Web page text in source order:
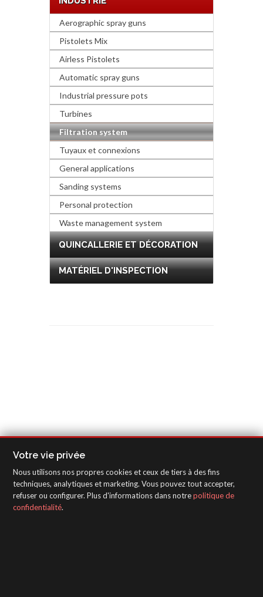
Aerographic spray guns
Pistolets Mix
Airless Pistolets
Automatic spray guns
Industrial pressure pots
Turbines
Filtration system
Tuyaux et connexions
General applications
Sanding systems
Personal protection
Waste management system
QUINCALLERIE ET DÉCORATION
MATÉRIEL D'INSPECTION
Votre vie privée
Nous utilisons nos propres cookies et ceux de tiers à des fins
techniques, analytiques et marketing. Vous pouvez tout accepter,
refuser ou configurer. Plus d'informations dans notrepolitique de
confidentialité.